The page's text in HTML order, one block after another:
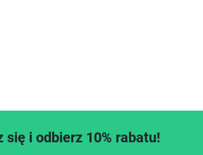
się i odbierz 10% rabatu!